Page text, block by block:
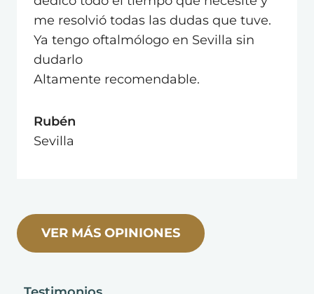
me resolvió todas las dudas que tuve.
Ya tengo oftalmólogo en Sevilla sin
dudarlo
Altamente recomendable.
Rubén
Sevilla
VER MÁS OPINIONES